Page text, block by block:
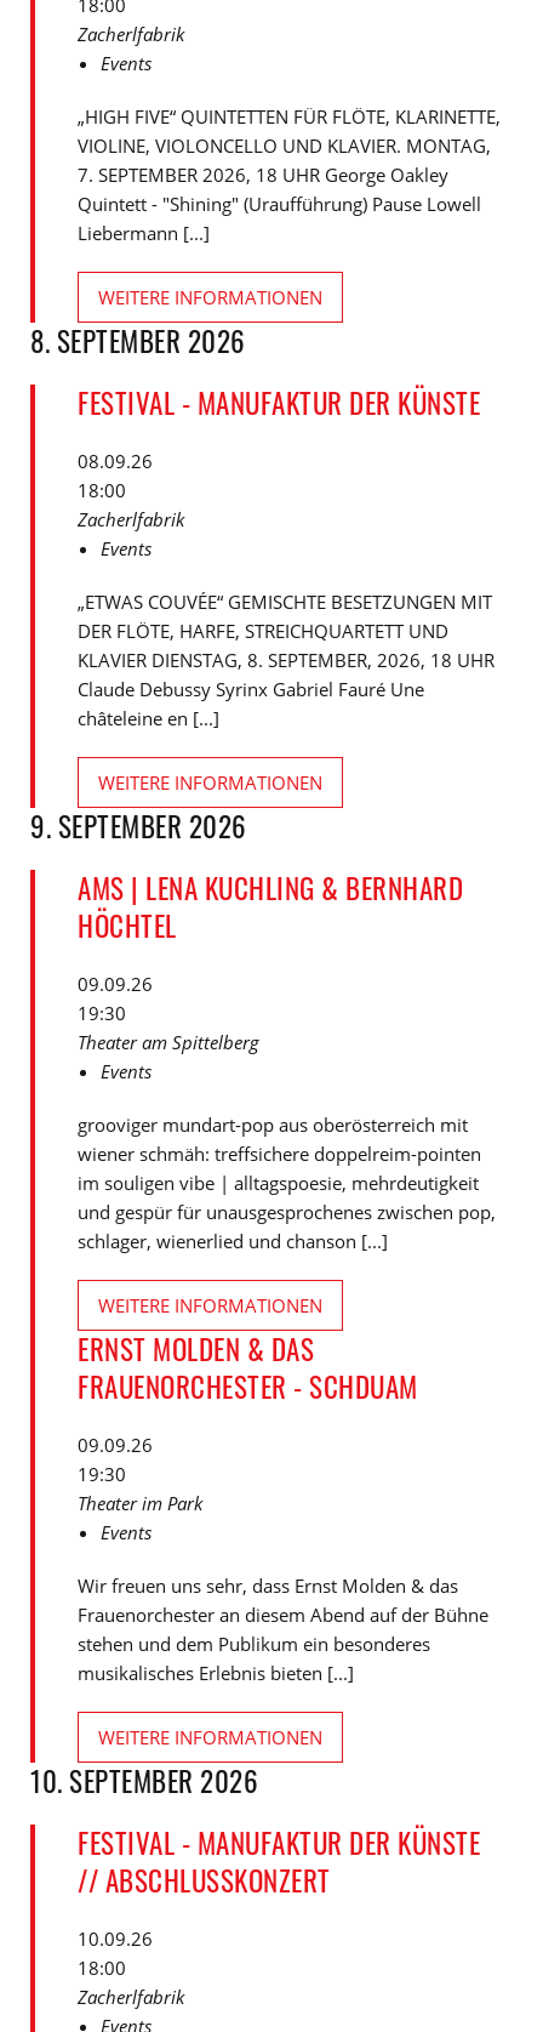
18:00
Zacherlfabrik
Events
„HIGH FIVE“ QUINTETTEN FÜR FLÖTE, KLARINETTE,
VIOLINE, VIOLONCELLO UND KLAVIER. MONTAG,
7. SEPTEMBER 2026, 18 UHR George Oakley
Quintett - "Shining" (Uraufführung) Pause Lowell
Liebermann [...]
WEITERE INFORMATIONEN
8. SEPTEMBER 2026
FESTIVAL - MANUFAKTUR DER KÜNSTE
08.09.26
18:00
Zacherlfabrik
Events
„ETWAS COUVÉE“ GEMISCHTE BESETZUNGEN MIT
DER FLÖTE, HARFE, STREICHQUARTETT UND
KLAVIER DIENSTAG, 8. SEPTEMBER, 2026, 18 UHR
Claude Debussy Syrinx Gabriel Fauré Une
châteleine en [...]
WEITERE INFORMATIONEN
9. SEPTEMBER 2026
AMS | LENA KUCHLING & BERNHARD
HÖCHTEL
09.09.26
19:30
Theater am Spittelberg
Events
grooviger mundart-pop aus oberösterreich mit
wiener schmäh: treffsichere doppelreim-pointen
im souligen vibe | alltagspoesie, mehrdeutigkeit
und gespür für unausgesprochenes zwischen pop,
schlager, wienerlied und chanson [...]
WEITERE INFORMATIONEN
ERNST MOLDEN & DAS
FRAUENORCHESTER - SCHDUAM
09.09.26
19:30
Theater im Park
Events
Wir freuen uns sehr, dass Ernst Molden & das
Frauenorchester an diesem Abend auf der Bühne
stehen und dem Publikum ein besonderes
musikalisches Erlebnis bieten [...]
WEITERE INFORMATIONEN
10. SEPTEMBER 2026
FESTIVAL - MANUFAKTUR DER KÜNSTE
// ABSCHLUSSKONZERT
10.09.26
18:00
Zacherlfabrik
Events